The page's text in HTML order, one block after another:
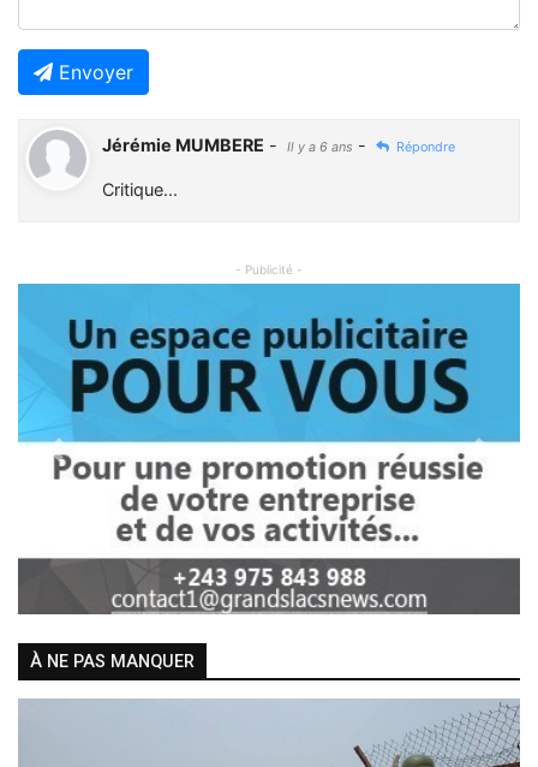
Envoyer
Jérémie MUMBERE - Il y a 6 ans - Répondre
Critique...
- Publicité -
Previous Next
À NE PAS MANQUER